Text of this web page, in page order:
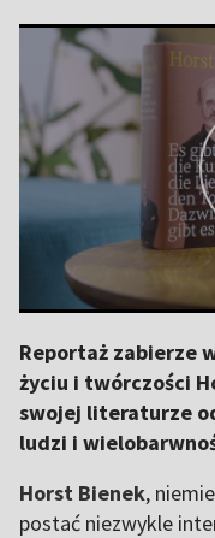
Reportaż zabierze
życiu i twórczości
swojej literaturze
ludzi i
Horst Bienek,
postać niezwykle